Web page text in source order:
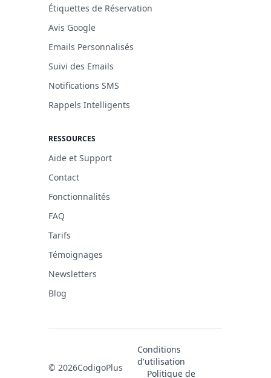
Étiquettes de Réservation
Avis Google
Emails Personnalisés
Suivi des Emails
Notifications SMS
Rappels Intelligents
RESSOURCES
Aide et Support
Contact
Fonctionnalités
FAQ
Tarifs
Témoignages
Newsletters
Blog
© 2026CodigoPlus
Conditions
d'utilisation
Politique de